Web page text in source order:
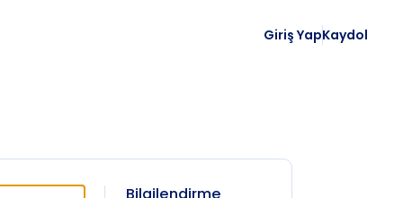
Giriş YapKaydol
Bilgilendirme